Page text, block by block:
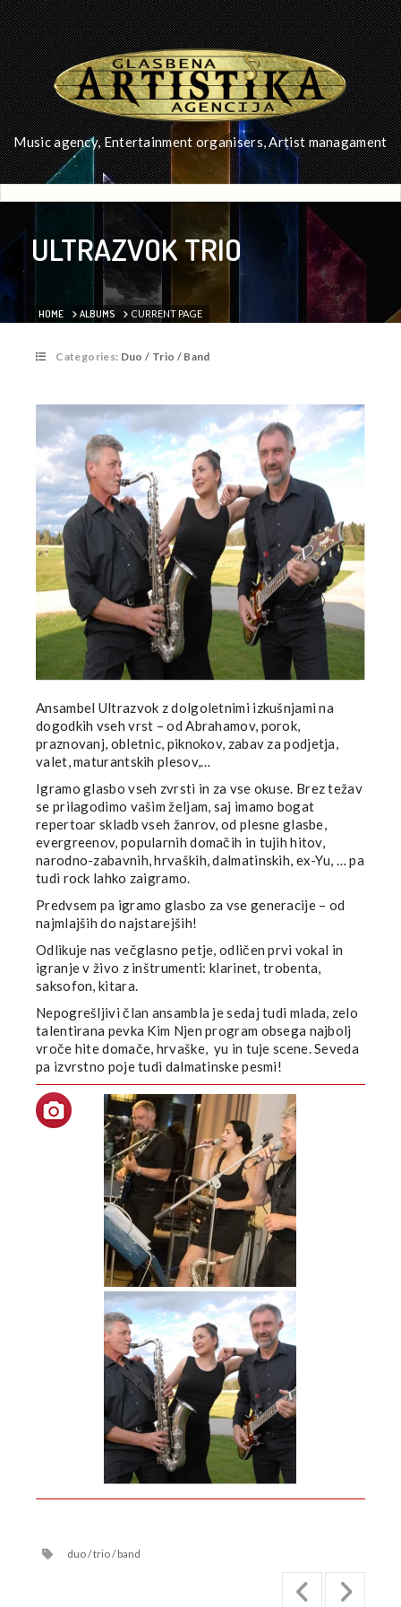
Music agency, Entertainment organisers, Artist managament
ULTRAZVOK TRIO
HOME ALBUMS CURRENT PAGE
Categories: Duo / Trio / Band
Ansambel Ultrazvok z dolgoletnimi izkušnjami na
dogodkih vseh vrst – od Abrahamov, porok,
praznovanj, obletnic, piknokov, zabav za podjetja,
valet, maturantskih plesov,…
Igramo glasbo vseh zvrsti in za vse okuse. Brez težav
se prilagodimo vašim željam, saj imamo bogat
repertoar skladb vseh žanrov, od plesne glasbe,
evergreenov, popularnih domačih in tujih hitov,
narodno-zabavnih, hrvaških, dalmatinskih, ex-Yu, … pa
tudi rock lahko zaigramo.
Predvsem pa igramo glasbo za vse generacije – od
najmlajših do najstarejših!
Odlikuje nas večglasno petje, odličen prvi vokal in
igranje v živo z inštrumenti: klarinet, trobenta,
saksofon, kitara.
Nepogrešljivi član ansambla je sedaj tudi mlada, zelo
talentirana pevka Kim Njen program obsega najbolj
vroče hite domače, hrvaške, yu in tuje scene. Seveda
pa izvrstno poje tudi dalmatinske pesmi!
duo / trio / band